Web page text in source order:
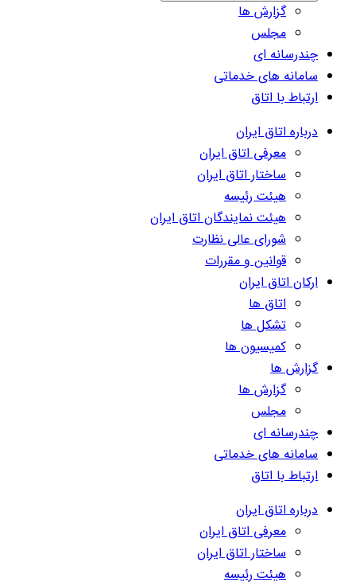
گزارش ها
مجلس
چندرسانه ای
سامانه های خدماتی
ارتباط با اتاق
درباره اتاق ایران
معرفی اتاق ایران
ساختار اتاق ایران
هیئت رئیسه
هیئت نمایندگان اتاق ایران
شورای عالی نظارت
قوانین و مقررات
ارکان اتاق ایران
اتاق ها
تشکل ها
کمیسیون ها
گزارش ها
گزارش ها
مجلس
چندرسانه ای
سامانه های خدماتی
ارتباط با اتاق
درباره اتاق ایران
معرفی اتاق ایران
ساختار اتاق ایران
هیئت رئیسه